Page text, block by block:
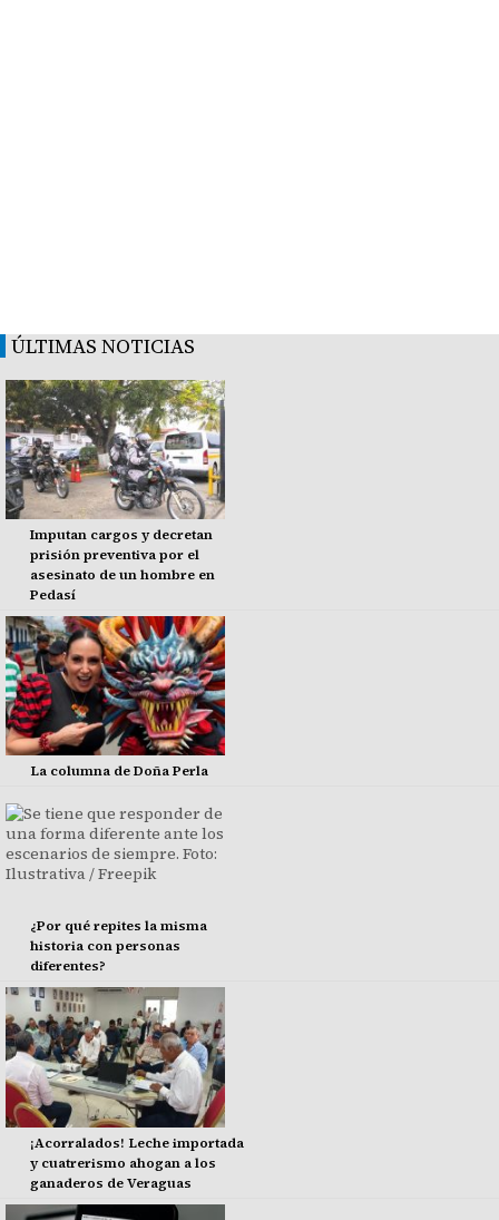
ÚLTIMAS NOTICIAS
Imputan cargos y decretan
prisión preventiva por el
asesinato de un hombre en
Pedasí
La columna de Doña Perla
¿Por qué repites la misma
historia con personas
diferentes?
¡Acorralados! Leche importada
y cuatrerismo ahogan a los
ganaderos de Veraguas